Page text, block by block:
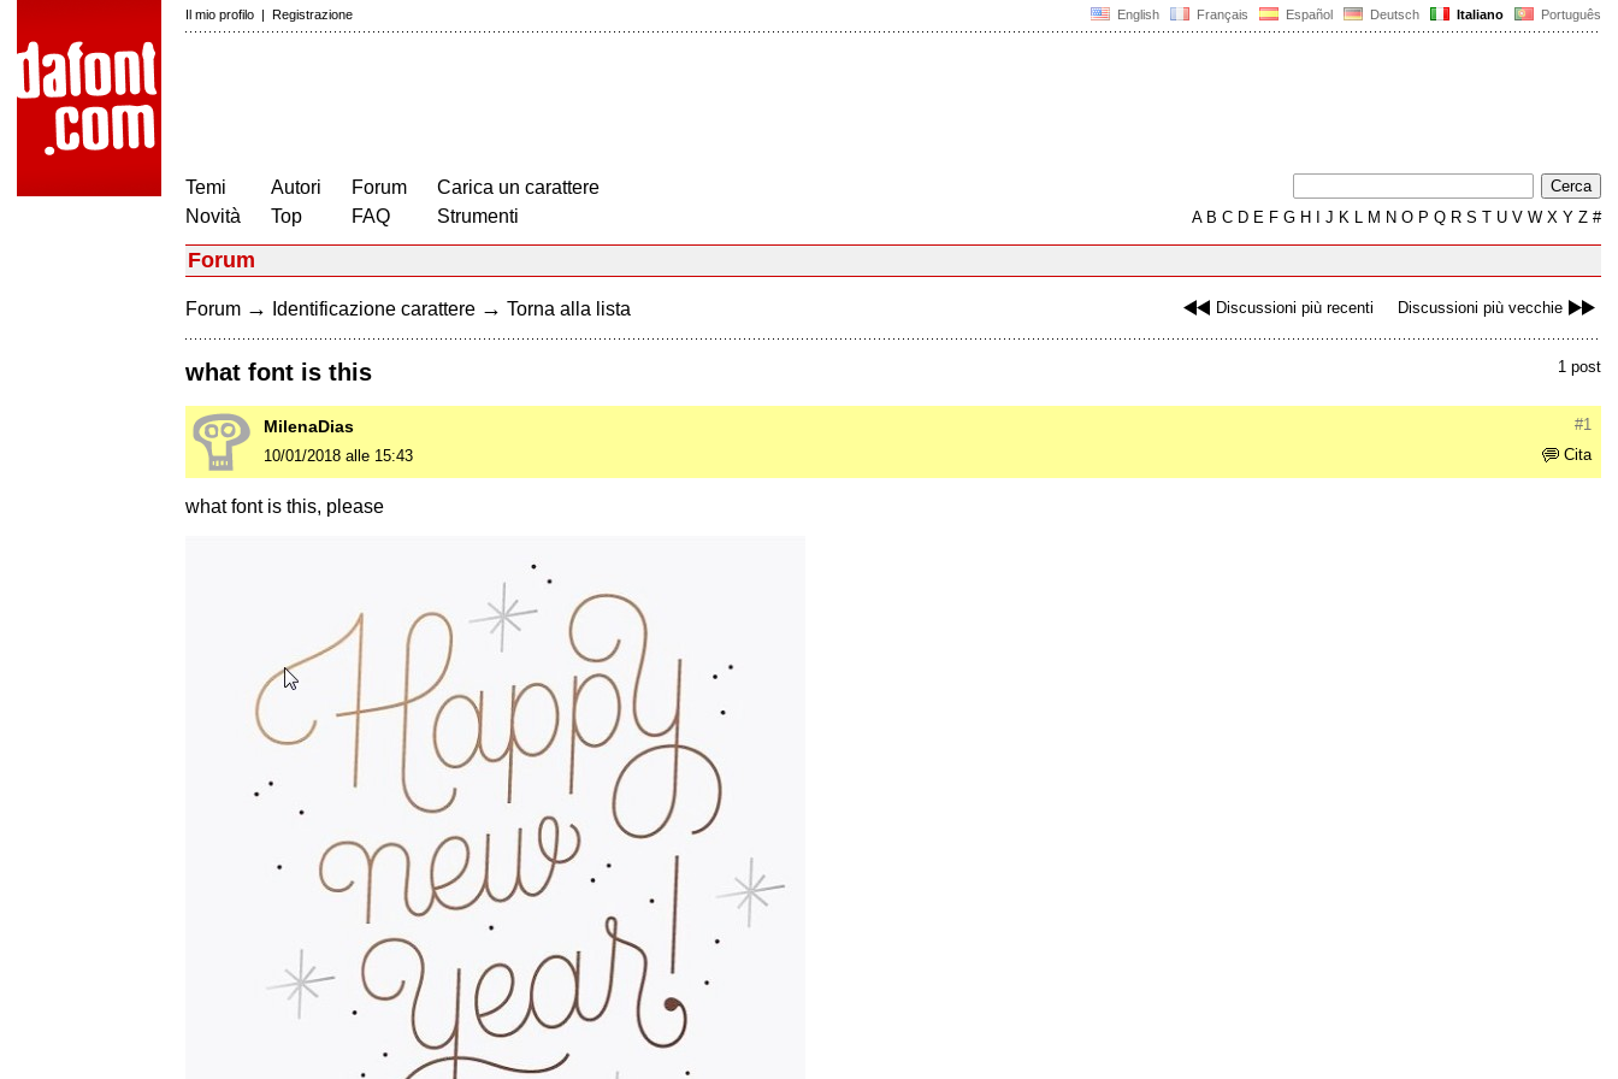
English Français Español Deutsch Italiano Português
Il mio profilo | Registrazione
Temi
Novità
Autori
Top
Forum
FAQ
Carica un carattere
Strumenti
AB C D E F G H J K L M N O P Q R S T U V W X Y Z #
Forum
Discussioni più recenti Discussioni più vecchie
Forum → Identificazione carattere → Torna alla lista
1 post
what font is this
#1
MilenaDias
Cita
10/01/2018 alle 15:43
what font is this, please